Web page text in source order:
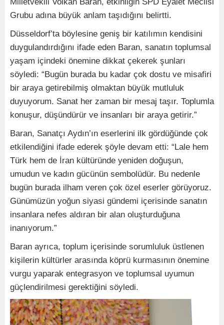
Grubu adına büyük anlam taşıdığını belirtti.
Düsseldorf’ta böylesine geniş bir katılımın kendisini
duygulandırdığını ifade eden Baran, sanatın toplumsal
yaşam içindeki önemine dikkat çekerek şunları
söyledi: “Bugün burada bu kadar çok dostu ve misafiri
bir araya getirebilmiş olmaktan büyük mutluluk
duyuyorum. Sanat her zaman bir mesaj taşır. Toplumla
konuşur, düşündürür ve insanları bir araya getirir.”
Baran, Sanatçı Aydın’ın eserlerini ilk gördüğünde çok
etkilendiğini ifade ederek şöyle devam etti: “Lale hem
Türk hem de İran kültüründe yeniden doğuşun,
umudun ve kadın gücünün sembolüdür. Bu nedenle
bugün burada ilham veren çok özel eserler görüyoruz.
Günümüzün yoğun siyasi gündemi içerisinde sanatın
insanlara nefes aldıran bir alan oluşturduğuna
inanıyorum.”
Baran ayrıca, toplum içerisinde sorumluluk üstlenen
kişilerin kültürler arasında köprü kurmasının önemine
vurgu yaparak entegrasyon ve toplumsal uyumun
güçlendirilmesi gerektiğini söyledi.